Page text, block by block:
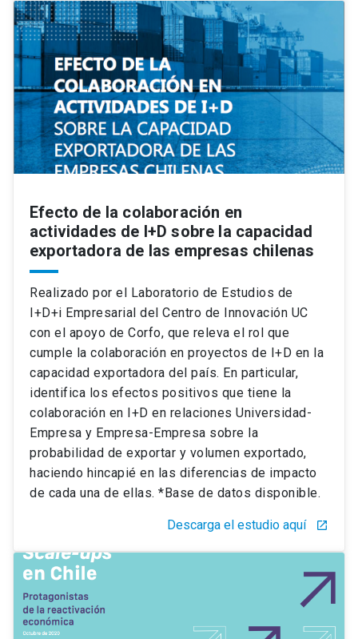
Efecto de la colaboración en
actividades de I+D sobre la capacidad
exportadora de las empresas chilenas
Realizado por el Laboratorio de Estudios de
I+D+i Empresarial del Centro de Innovación UC
con el apoyo de Corfo, que releva el rol que
cumple la colaboración en proyectos de I+D en la
capacidad exportadora del país. En particular,
identifica los efectos positivos que tiene la
colaboración en I+D en relaciones Universidad-
Empresa y Empresa-Empresa sobre la
probabilidad de exportar y volumen exportado,
haciendo hincapié en las diferencias de impacto
de cada una de ellas. *Base de datos disponible.
Descarga el estudio aquí launch